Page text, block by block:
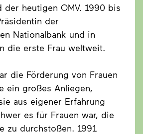
der heutigen OMV. 1990 bis
der
Nationalbank und in
die erste Frau weltweit.
die Förderung von Frauen
ein großes Anliegen,
aus eigener Erfahrung
es für Frauen war, die
zu durchstoßen. 1991